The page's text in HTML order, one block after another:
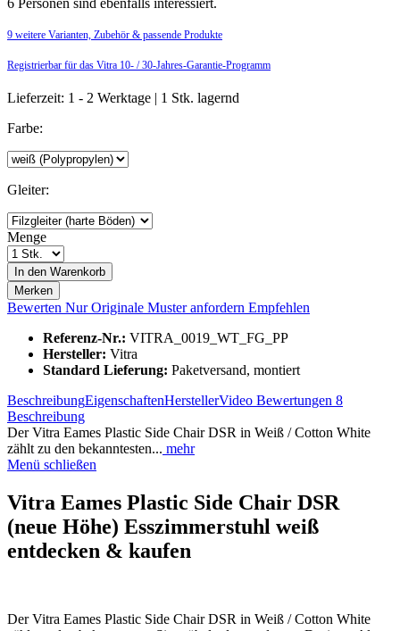
inkl. 20% MwSt.: 292,44 €
inkl. 21% MwSt.: 294,87 €
inkl. 22% MwSt.: 297,31 €
9 weitere Varianten, Zubehör & passende Produkte
Registrierbar für das Vitra 10- / 30-Jahres-Garantie-Programm
Lieferzeit: 1 - 2 Werktage | 1 Stk. lagernd
Farbe:
Gleiter:
Menge
In den Warenkorb
Merken
Bewerten Nur Originale Muster anfordern Empfehlen
Referenz-Nr.: VITRA_0019_WT_FG_PP
Hersteller: Vitra
Standard Lieferung: Paketversand, montiert
BeschreibungEigenschaftenHerstellerVideo Bewertungen 8
Beschreibung
Der Vitra Eames Plastic Side Chair DSR in Weiß / Cotton White
zählt zu den bekanntesten... mehr
Menü schließen
Vitra Eames Plastic Side Chair DSR
(neue Höhe) Esszimmerstuhl weiß
entdecken & kaufen
Der Vitra Eames Plastic Side Chair DSR in Weiß / Cotton White